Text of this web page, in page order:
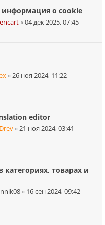
о cookie
«04 дек 2025, 07:45
«26 ноя 2024, 11:22
editor
«21 ноя 2024, 03:41
товарах и
« 16 сен 2024, 09:42